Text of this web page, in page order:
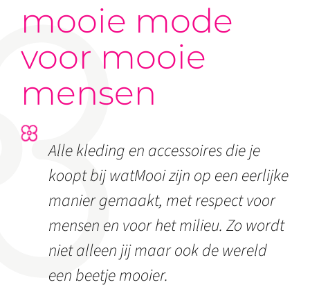
mooie mode
voor mooie
mensen
Alle kleding en accessoires die je
koopt bij watMooi zijn op een eerlijke
manier gemaakt, met respect voor
mensen en voor het milieu. Zo wordt
niet alleen jij maar ook de wereld
een beetje mooier.